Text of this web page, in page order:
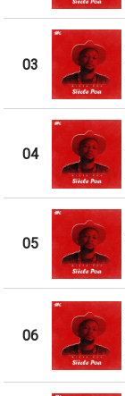
03
04
05
06